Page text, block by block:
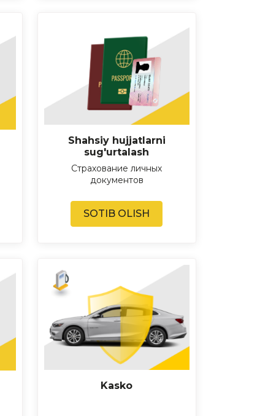
Shahsiy hujjatlarni
sug'urtalash
Страхование личных
документов
SOTIB OLISH
Kasko